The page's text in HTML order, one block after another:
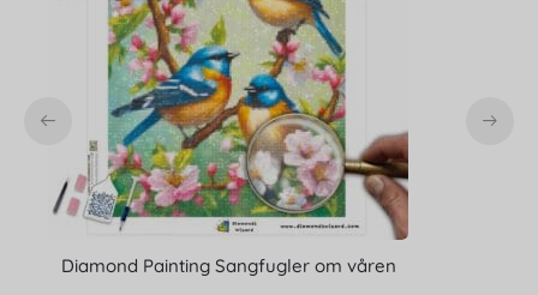
Diamond Painting Sangfugler om våren